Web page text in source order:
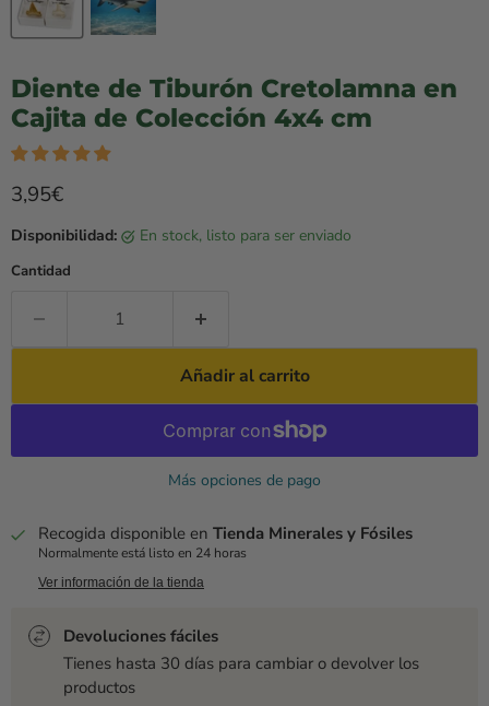
Diente de Tiburón Cretolamna en
Cajita de Colección 4x4 cm
Precio rebajado
3,95€
Disponibilidad: en stock, listo para ser enviado
Cantidad
Añadir al carrito
Más opciones de pago
Recogida disponible en Tienda Minerales y Fósiles
Normalmente está listo en 24 horas
Ver información de la tienda
Devoluciones fáciles
Tienes hasta 30 días para cambiar o devolver los
productos